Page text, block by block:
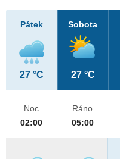
Pátek
27 °C
Sobota
27 °C
Noc
02:00
Ráno
05:00